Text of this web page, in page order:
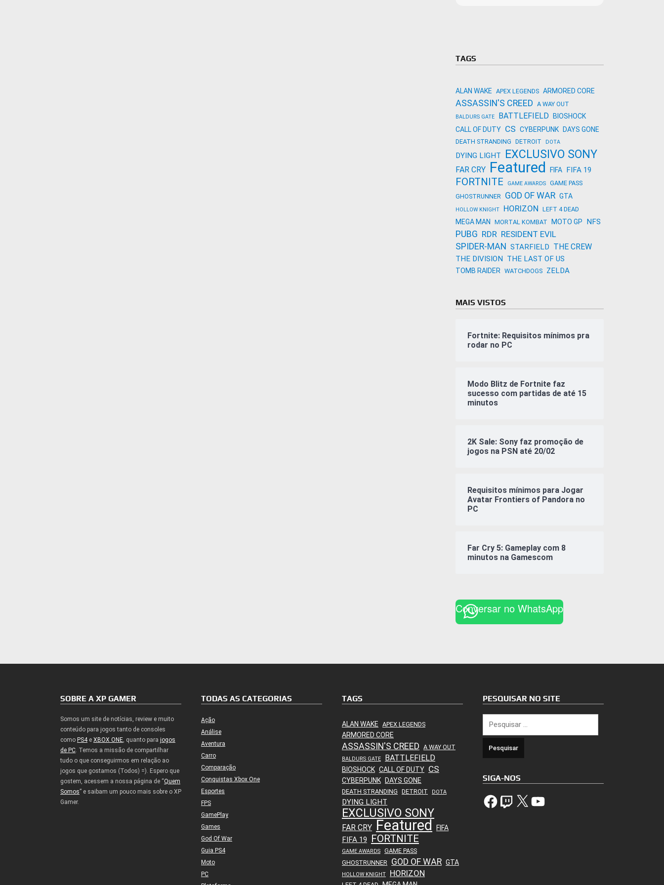
TAGS
ALAN WAKE APEX LEGENDS ARMORED CORE
ASSASSIN'S CREED A WAY OUT
BALDURS GATE BATTLEFIELD
BIOSHOCK
CALL OF DUTY CS CYBERPUNK DAYS GONE
DEATH STRANDING DETROIT DOTA
DYING LIGHT EXCLUSIVO SONY
FAR CRY Featured FIFA FIFA 19
FORTNITE GAME AWARDS
GAME PASS
GHOSTRUNNER GOD OF WAR GTA
HOLLOW KNIGHT HORIZON LEFT 4 DEAD
MEGA MAN MORTAL KOMBAT MOTO GP NFS
PUBG RDR RESIDENT EVIL
SPIDER-MAN STARFIELD THE CREW
THE DIVISION THE LAST OF US
TOMB RAIDER WATCHDOGS ZELDA
MAIS VISTOS
Fortnite: Requisitos mínimos pra
rodar no PC
Modo Blitz de Fortnite faz
sucesso com partidas de até 15
minutos
2K Sale: Sony faz promoção de
jogos na PSN até 20/02
Requisitos mínimos para Jogar
Avatar Frontiers of Pandora no
PC
Far Cry 5: Gameplay com 8
minutos na Gamescom
Conversar no WhatsApp
SOBRE A XP GAMER
Somos um site de notícias, review e muito
conteúdo para jogos tanto de consoles
como PS4e XBOX ONE, quanto para jogos
de PC. Temos a missão de compartilhar
tudo o que conseguirmos em relação ao
jogos que gostamos (Todos) =). Espero que
gostem, acessem a nossa página de “Quem
Somos” e saibam um pouco mais sobre o XP
Gamer.
TODAS AS CATEGORIAS
Ação
Análise
Aventura
Carro
Comparação
Conquistas Xbox One
Esportes
FPS
GamePlay
Games
God Of War
Guia PS4
Moto
PC
TAGS
ALAN WAKE APEX LEGENDS
ARMORED CORE
ASSASSIN'S CREED A WAY OUT
BALDURS GATE BATTLEFIELD
BIOSHOCK CALL OF DUTY CS
CYBERPUNK DAYS GONE
DEATH STRANDING DETROIT DOTA
DYING LIGHT
EXCLUSIVO SONY
FAR CRY Featured FIFA
FIFA 19 FORTNITE
GAME AWARDS
GAME PASS
GHOSTRUNNER GOD OF WAR GTA
HOLLOW KNIGHT HORIZON
PESQUISAR NO SITE
por:
SIGA-NOS
FacebookTwitch X YouTube